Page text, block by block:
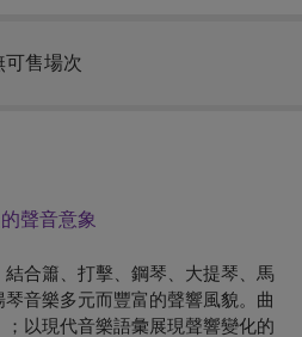
可售場次
聲音意象
合簫、打擊、鋼琴、大提琴、馬
音樂多元而豐富的聲響風貌。曲
以現代音樂語彙展現聲響變化的